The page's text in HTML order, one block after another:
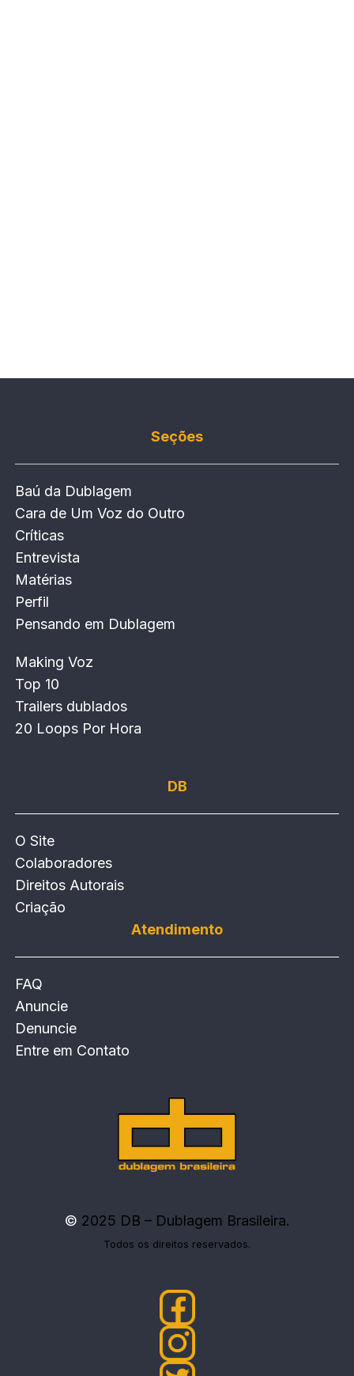
Seções
Baú da Dublagem
Cara de Um Voz do Outro
Críticas
Entrevista
Matérias
Perfil
Pensando em Dublagem
Making Voz
Top 10
Trailers dublados
20 Loops Por Hora
DB
O Site
Colaboradores
Direitos Autorais
Criação
Atendimento
FAQ
Anuncie
Denuncie
Entre em Contato
© 2025 DB – Dublagem Brasileira.
Todos os direitos reservados.